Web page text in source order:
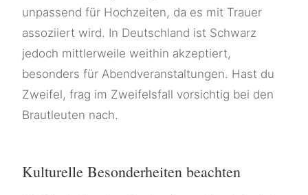
unpassend für Hochzeiten, da es mit Trauer
assoziiert wird. In Deutschland ist Schwarz
jedoch mittlerweile weithin akzeptiert,
besonders für Abendveranstaltungen. Hast du
Zweifel, frag im Zweifelsfall vorsichtig bei den
Brautleuten nach.
Kulturelle Besonderheiten beachten